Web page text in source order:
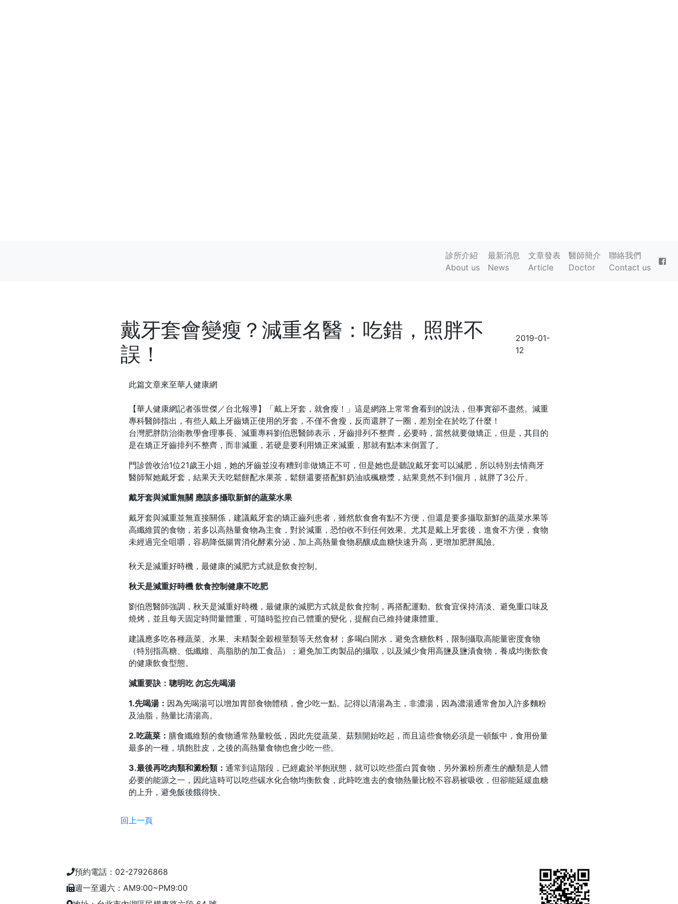
診所介紹
About us
最新消息
News
文章發表
Article
醫師簡介
Doctor
聯絡我們
Contact us
戴牙套會變瘦？減重名醫：吃錯，照胖不
誤！
2019-01-
12
此篇文章來至華人健康網
【華人健康網記者張世傑／台北報導】「戴上牙套，就會瘦！」這是網路上常常會看到的說法，但事實卻不盡然。減重
專科醫師指出，有些人戴上牙齒矯正使用的牙套，不僅不會瘦，反而還胖了一圈，差別全在於吃了什麼！
台灣肥胖防治衛教學會理事長、減重專科劉伯恩醫師表示，牙齒排列不整齊，必要時，當然就要做矯正，但是，其目的
是在矯正牙齒排列不整齊，而非減重，若硬是要利用矯正來減重，那就有點本末倒置了。
門診曾收治1位21歲王小姐，她的牙齒並沒有糟到非做矯正不可，但是她也是聽說戴牙套可以減肥，所以特別去情商牙
醫師幫她戴牙套，結果天天吃鬆餅配水果茶，鬆餅還要搭配鮮奶油或楓糖漿，結果竟然不到1個月，就胖了3公斤。
戴牙套與減重無關 應該多攝取新鮮的蔬菜水果
戴牙套與減重並無直接關係，建議戴牙套的矯正齒列患者，雖然飲食會有點不方便，但還是要多攝取新鮮的蔬菜水果等
高纖維質的食物，若多以高熱量食物為主食，對於減重，恐怕收不到任何效果。尤其是戴上牙套後，進食不方便，食物
未經過完全咀嚼，容易降低腸胃消化酵素分泌，加上高熱量食物易釀成血糖快速升高，更增加肥胖風險。
秋天是減重好時機，最健康的減肥方式就是飲食控制。
秋天是減重好時機 飲食控制健康不吃肥
劉伯恩醫師強調，秋天是減重好時機，最健康的減肥方式就是飲食控制，再搭配運動。飲食宜保持清淡、避免重口味及
燒烤，並且每天固定時間量體重，可隨時監控自己體重的變化，提醒自己維持健康體重。
建議應多吃各種蔬菜、水果、未精製全穀根莖類等天然食材；多喝白開水，避免含糖飲料，限制攝取高能量密度食物
（特別指高糖、低纖維、高脂肪的加工食品）；避免加工肉製品的攝取，以及減少食用高鹽及鹽漬食物，養成均衡飲食
的健康飲食型態。
減重要訣：聰明吃 勿忘先喝湯
1.先喝湯： 因為先喝湯可以增加胃部食物體積，會少吃一點。記得以清湯為主，非濃湯，因為濃湯通常會加入許多麵粉
及油脂，熱量比清湯高。
2.吃蔬菜： 膳食纖維類的食物通常熱量較低，因此先從蔬菜、菇類開始吃起，而且這些食物必須是一頓飯中，食用份量
最多的一種，填飽肚皮，之後的高熱量食物也會少吃一些。
3.最後再吃肉類和澱粉類： 通常到這階段，已經處於半飽狀態，就可以吃些蛋白質食物，另外澱粉所產生的醣類是人體
必要的能源之一，因此這時可以吃些碳水化合物均衡飲食，此時吃進去的食物熱量比較不容易被吸收，但卻能延緩血糖
的上升，避免飯後餓得快。
回上一頁
預約電話：02-27926868
週一至週六：AM9:00~PM9:00